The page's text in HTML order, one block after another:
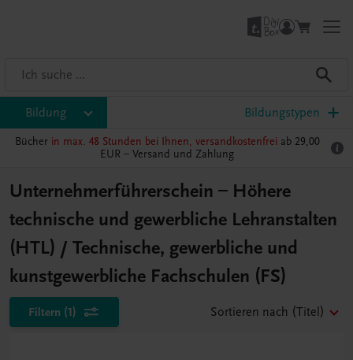
Bildung Bildungstypen
Bücher in max. 48 Stunden bei Ihnen, versandkostenfrei ab 29,00
EUR – Versand und Zahlung
Unternehmerführerschein – Höhere
technische und gewerbliche Lehranstalten
(HTL) / Technische, gewerbliche und
kunstgewerbliche Fachschulen (FS)
Filtern (1) Sortieren nach (Titel)